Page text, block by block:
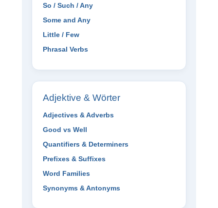
So / Such / Any
Some and Any
Little / Few
Phrasal Verbs
Adjektive & Wörter
Adjectives & Adverbs
Good vs Well
Quantifiers & Determiners
Prefixes & Suffixes
Word Families
Synonyms & Antonyms